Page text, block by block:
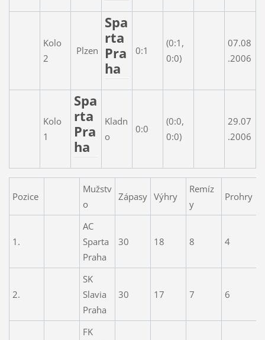
Kolo
2
Plzen
Spa
rta
Pra
ha
0:1
(0:1,
0:0)
07.08
.2006
Kolo
1
Spa
rta
Pra
ha
Kladn
o
0:0
(0:0,
0:0)
29.07
.2006
Pozice
Mužstv
o
Zápasy Výhry
Remíz
y
Prohry
1.
AC
Sparta
Praha
30 18 8 4
2.
SK
Slavia
Praha
30 17 7 6
FK